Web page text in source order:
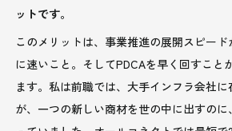
ットです。
このメリットは、事業推進の展開スピー
に速いこと。そしてPDCAを早く回すこと
ます。私は前職では、大手インフラ会社
が、一つの新しい商材を世の中に出すの